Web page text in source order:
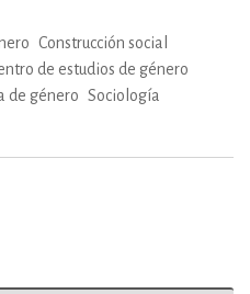
Construcción social
de estudios de género
de género Sociología